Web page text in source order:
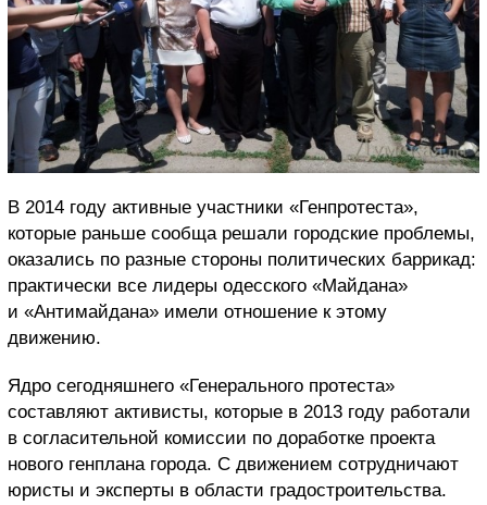
В 2014 году активные участники «Генпротеста»,
которые раньше сообща решали городские проблемы,
оказались по разные стороны политических баррикад:
практически все лидеры одесского «Майдана»
и «Антимайдана» имели отношение к этому
движению.
Ядро сегодняшнего «Генерального протеста»
составляют активисты, которые в 2013 году работали
в согласительной комиссии по доработке проекта
нового генплана города. С движением сотрудничают
юристы и эксперты в области градостроительства.